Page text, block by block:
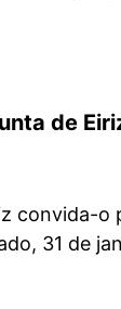
de
convida-o
31 de